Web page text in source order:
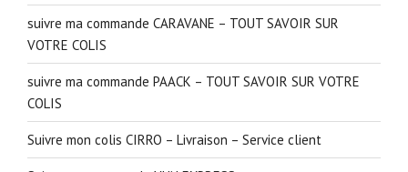
suivre ma commande CARAVANE – TOUT SAVOIR SUR
VOTRE COLIS
suivre ma commande PAACK – TOUT SAVOIR SUR VOTRE
COLIS
Suivre mon colis CIRRO – Livraison – Service client